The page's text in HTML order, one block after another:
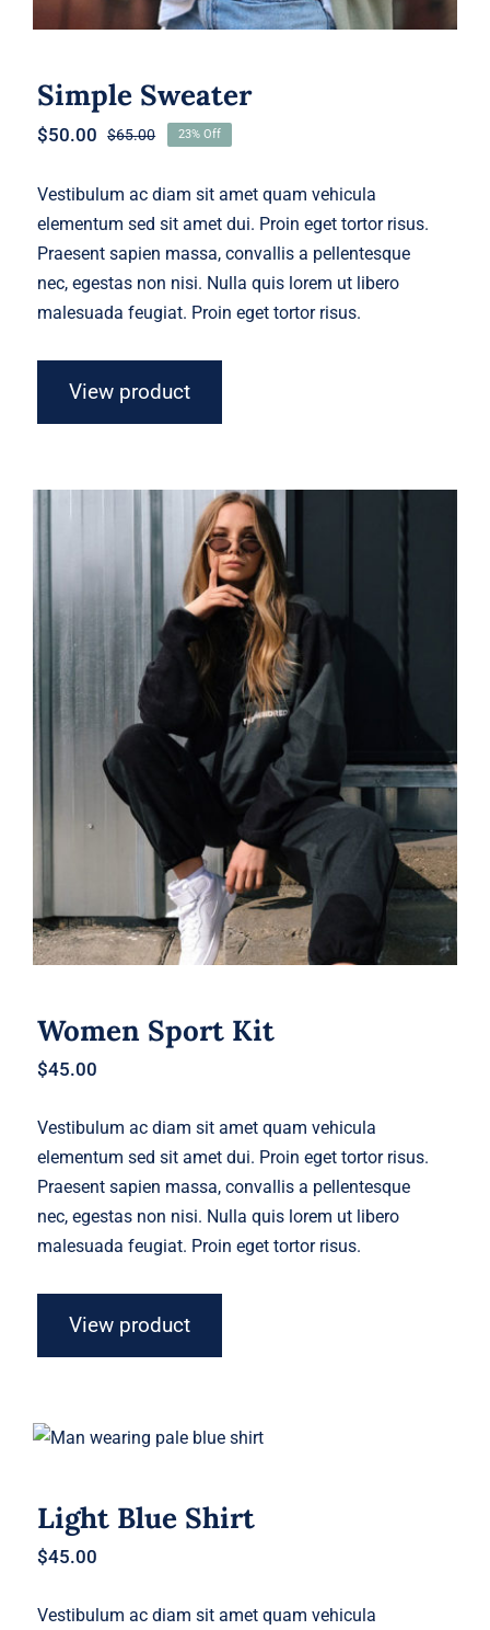
Simple Sweater
$65.00Original
was:
$50.00
Current
is:
23% Off
Vestibulum ac diam sit amet quam vehicula
elementum sed sit amet dui. Proin eget tortor risus.
Praesent sapien massa, convallis a pellentesque
nec, egestas non nisi. Nulla quis lorem ut libero
malesuada feugiat. Proin eget tortor risus.
View product
Women Sport Kit
Women Sport Kit
$45.00
Vestibulum ac diam sit amet quam vehicula
elementum sed sit amet dui. Proin eget tortor risus.
Praesent sapien massa, convallis a pellentesque
nec, egestas non nisi. Nulla quis lorem ut libero
malesuada feugiat. Proin eget tortor risus.
View product
Light Blue Shirt
Light Blue Shirt
$45.00
Vestibulum ac diam sit amet quam vehicula